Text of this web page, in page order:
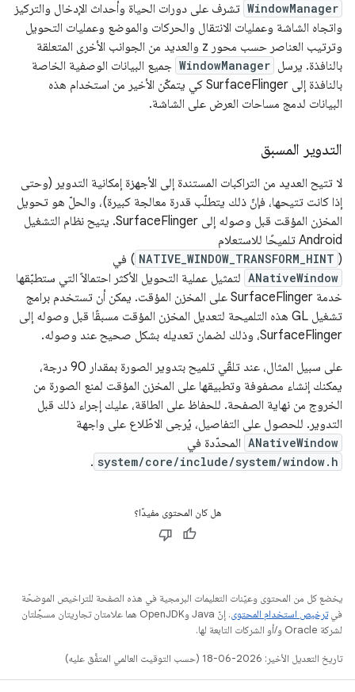
WindowManager تشرف على دورات الحياة وأحداث الإدخال والتركيز
واتجاه الشاشة وعمليات الانتقال والحركات والموضع وعمليات التحويل
وترتيب العناصر حسب محور z والعديد من الجوانب الأخرى المتعلقة
بالنافذة. يرسل WindowManager جميع البيانات الوصفية الخاصة
بالنافذة إلى SurfaceFlinger كي يتمكّن الأخير من استخدام هذه
البيانات لدمج مساحات العرض على الشاشة.
التدوير المسبق
لا تتيح العديد من التراكبات المستندة إلى الأجهزة إمكانية التدوير (وحتى
إذا كانت تتيحها، فإنّ ذلك يتطلّب قدرة معالجة كبيرة)، والحلّ هو تحويل
المخزن المؤقت قبل وصوله إلى SurfaceFlinger. يتيح نظام التشغيل
Android تلميحًا للاستعلام
(
NATIVE_WINDOW_TRANSFORM_HINT ) في
ANativeWindow لتمثيل عملية التحويل الأكثر احتمالاً التي ستطبّقها
خدمة SurfaceFlinger على المخزن المؤقت. يمكن أن تستخدم برامج
تشغيل GL هذه التلميحة لتعديل المخزن المؤقت مسبقًا قبل وصوله إلى
SurfaceFlinger، وذلك لضمان تعديله بشكل صحيح عند وصوله.
على سبيل المثال، عند تلقّي تلميح بتدوير الصورة بمقدار 90 درجة،
يمكنك إنشاء مصفوفة وتطبيقها على المخزن المؤقت لمنع الصورة من
الخروج من نهاية الصفحة. للحفاظ على الطاقة، عليك إجراء ذلك قبل
التدوير. للحصول على التفاصيل، يُرجى الاطّلاع على واجهة
ANativeWindow المحدّدة في
system/core/include/system/window.h
.
هل كان المحتوى مفيدًا؟
يخضع كل من المحتوى وعيّنات التعليمات البرمجية في هذه الصفحة للتراخيص الموضحّة
فيترخيص استخدام المحتوى
. إنّ Java وOpenJDK هما علامتان تجاريتان مسجَّلتان
لشركة Oracle و/أو الشركات التابعة لها.
تاريخ التعديل الأخير: 2026-06-18 (حسب التوقيت العالمي المتفَّق عليه)